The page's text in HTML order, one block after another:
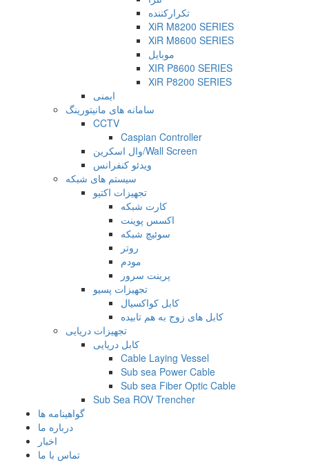
تکرارکننده
XiR M8200 SERIES
XiR M8600 SERIES
موبایل
XIR P8600 SERIES
XiR P8200 SERIES
ایمنی
سامانه های مانیتورینگ
CCTV
Caspian Controller
وال اسکرین/Wall Screen
ویدئو کنفرانس
سیستم های شبکه
تجهیزات اکتیو
کارت شبکه
اکسس پوینت
سوئیچ شبکه
روتر
مودم
پرینت سرور
تجهیزات پسیو
کابل کواکسیال
کابل های زوج به هم تابیده
تجهیزات دریایی
کابل دریایی
Cable Laying Vessel
Sub sea Power Cable
Sub sea Fiber Optic Cable
Sub Sea ROV Trencher
گواهینامه ها
درباره ما
اخبار
تماس با ما